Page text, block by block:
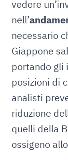
vedere
nell’
necessario
Giappone
portando gli
posizioni di
analisti
riduzione
quelli della
ossigeno